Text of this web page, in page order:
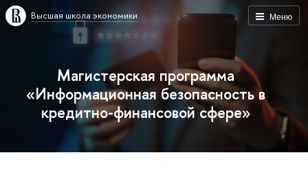
Меню
Высшая школа экономики
Магистерская программа
«Информационная безопасность в
кредитно-финансовой сфере»